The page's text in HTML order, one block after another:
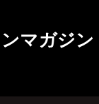
マガジン